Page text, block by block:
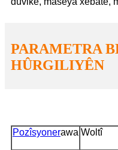
PARAMETRA
HÛRGILIYÊN
Pozîsyonerawa Woltî